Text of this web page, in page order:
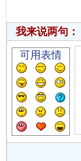
我来说两句：
可用表情